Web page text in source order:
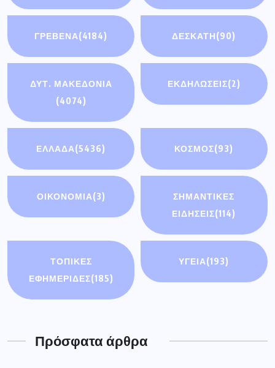
ΓΡΕΒΕΝΑ(4184) ΔΕΣΚΑΤΗ(90)
ΔΥΤ. ΜΑΚΕΔΟΝΙΑ
(4074)
ΕΚΔΗΛΩΣΕΙΣ(2)
ΕΛΛΑΔΑ(5436) ΚΟΣΜΟΣ(93)
ΟΙΚΟΝΟΜΊΑ(3)
ΣΗΜΑΝΤΙΚΈΣ
ΕΙΔΉΣΕΙΣ(114)
ΤΟΠΙΚΕΣ
ΕΦΗΜΕΡΙΔΕΣ(185)
ΥΓΕΙΑ(193)
Πρόσφατα άρθρα